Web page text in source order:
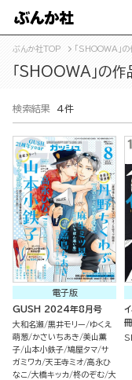
ぶんか社TOP 「SHOOWA」
「SHOOWA」の
検索結果 4件
電子版
GUSH 2024年8月号
大和名瀬 黒井モリー
ゆくえ
萌葱 かさいちあき 美山薫
子 山本小鉄子 鳩屋タマ サ
ガミワカ 天王寺ミオ 高永ひ
なこ 大橋キッカ 柊のぞむ 大